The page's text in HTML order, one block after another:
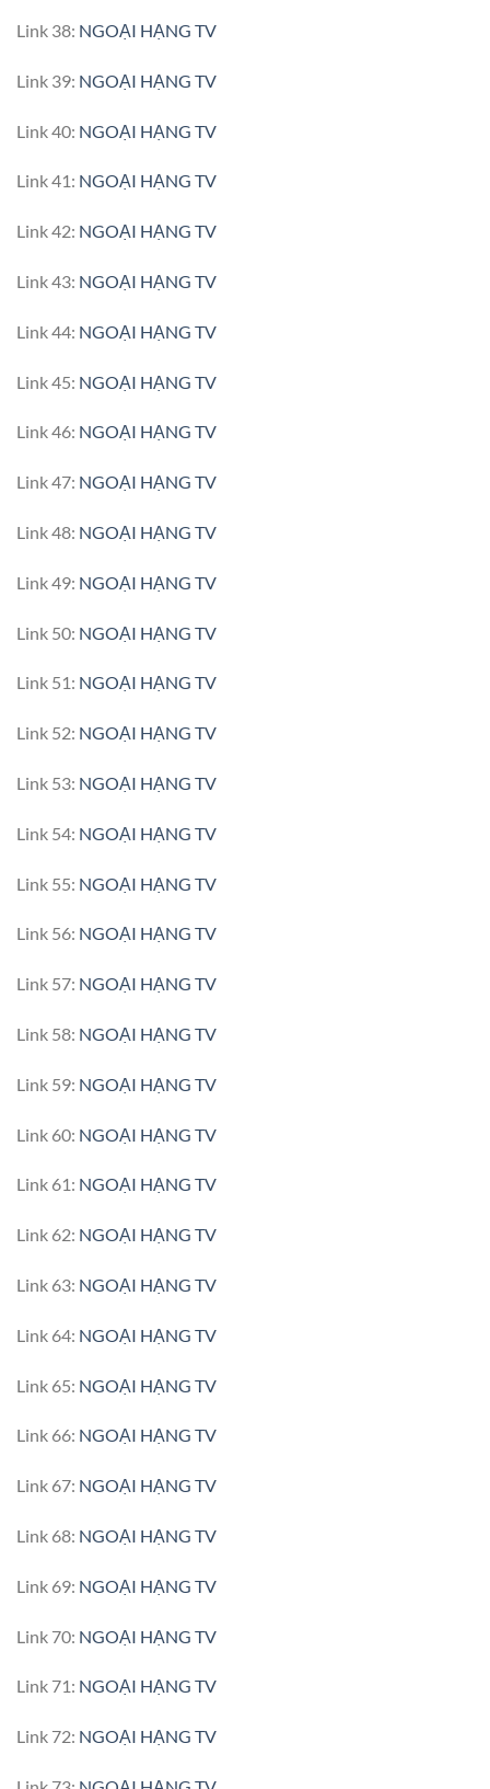
Link 38: NGOẠI HẠNG TV
Link 39: NGOẠI HẠNG TV
Link 40: NGOẠI HẠNG TV
Link 41: NGOẠI HẠNG TV
Link 42: NGOẠI HẠNG TV
Link 43: NGOẠI HẠNG TV
Link 44: NGOẠI HẠNG TV
Link 45: NGOẠI HẠNG TV
Link 46: NGOẠI HẠNG TV
Link 47: NGOẠI HẠNG TV
Link 48: NGOẠI HẠNG TV
Link 49: NGOẠI HẠNG TV
Link 50: NGOẠI HẠNG TV
Link 51: NGOẠI HẠNG TV
Link 52: NGOẠI HẠNG TV
Link 53: NGOẠI HẠNG TV
Link 54: NGOẠI HẠNG TV
Link 55: NGOẠI HẠNG TV
Link 56: NGOẠI HẠNG TV
Link 57: NGOẠI HẠNG TV
Link 58: NGOẠI HẠNG TV
Link 59: NGOẠI HẠNG TV
Link 60: NGOẠI HẠNG TV
Link 61: NGOẠI HẠNG TV
Link 62: NGOẠI HẠNG TV
Link 63: NGOẠI HẠNG TV
Link 64: NGOẠI HẠNG TV
Link 65: NGOẠI HẠNG TV
Link 66: NGOẠI HẠNG TV
Link 67: NGOẠI HẠNG TV
Link 68: NGOẠI HẠNG TV
Link 69: NGOẠI HẠNG TV
Link 70: NGOẠI HẠNG TV
Link 71: NGOẠI HẠNG TV
Link 72: NGOẠI HẠNG TV